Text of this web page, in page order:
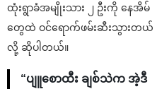
ထုံးရွာခံအမျိုးသား ၂ ဦးကို နေအိမ်
တွေထဲ ဝင်ရောက်ဖမ်းဆီးသွားတယ်
လို့ ဆိုပါတယ်။
“ပျူစောထီး ချစ်သဲက အဲ့ဒီ